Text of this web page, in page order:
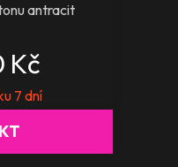
antracit
Kč
7 dní